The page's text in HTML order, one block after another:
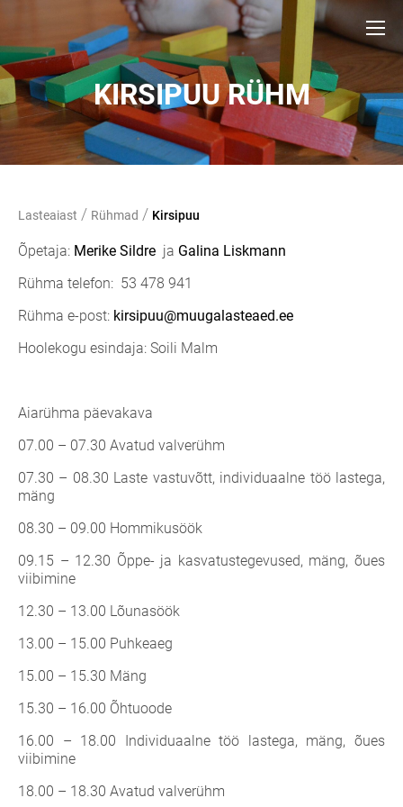
KIRSIPUU RÜHM
Lasteaiast / Rühmad / Kirsipuu
Õpetaja: Merike Sildre ja Galina Liskmann
Rühma telefon: 53 478 941
Rühma e-post: kirsipuu@muugalasteaed.ee
Hoolekogu esindaja: Soili Malm
Aiarühma päevakava
07.00 – 07.30 Avatud valverühm
07.30 – 08.30 Laste vastuvõtt, individuaalne töö lastega,
mäng
08.30 – 09.00 Hommikusöök
09.15 – 12.30 Õppe- ja kasvatustegevused, mäng, õues
viibimine
12.30 – 13.00 Lõunasöök
13.00 – 15.00 Puhkeaeg
15.00 – 15.30 Mäng
15.30 – 16.00 Õhtuoode
16.00 – 18.00 Individuaalne töö lastega, mäng, õues
viibimine
18.00 – 18.30 Avatud valverühm